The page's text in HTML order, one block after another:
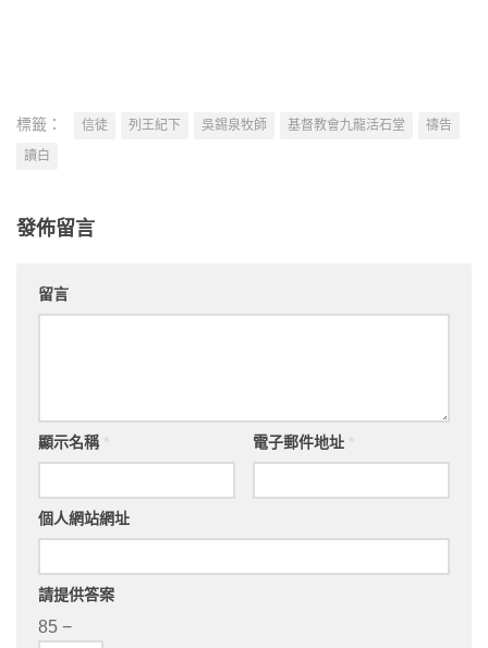
標籤： 信徒 列王紀下 吳錫泉牧師 基督教會九龍活石堂
禱告
讀白
發佈留言
留言
顯示名稱 電子郵件地址
個人網站網址
請提供答案
85 −